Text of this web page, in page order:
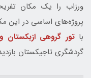
ورزاب را یک مکان
پروژه‌های اساسی در
باتور گروهی ازبکستان
گردشگری تاجیکستان